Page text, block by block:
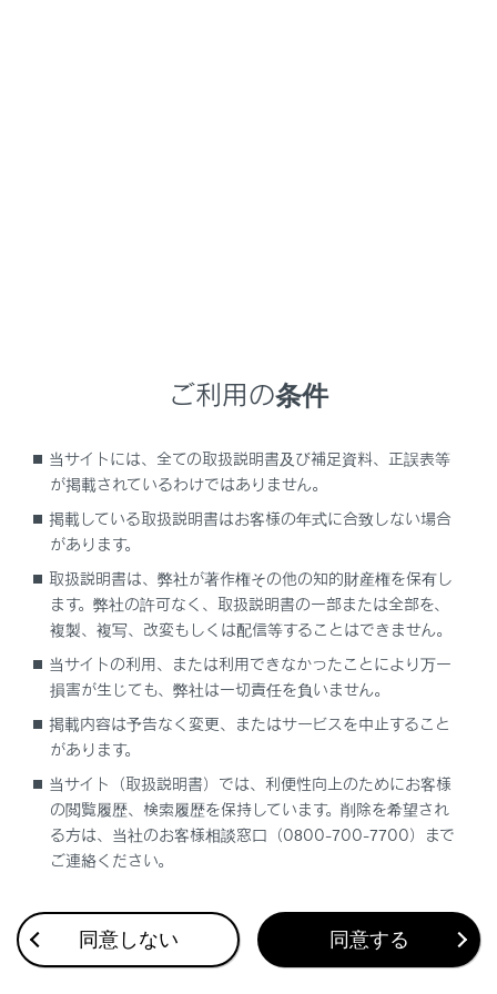
前方をさえぎるには、バイザーを下ろします。
側方をさえぎるには、バイザーを下ろした状態でフ
ックからはずし、横へまわします。
合わせて見られているページ
自動的にロービームとハイビームを切りかえる
ヘッドランプの使用
ご利用の条件
当サイトには、全ての取扱説明書及び補足資料、正誤表等
が掲載されているわけではありません。
掲載している取扱説明書はお客様の年式に合致しない場合
があります。
取扱説明書は、弊社が著作権その他の知的財産権を保有し
ます。弊社の許可なく、取扱説明書の一部または全部を、
複製、複写、改変もしくは配信等することはできません。
当サイトの利用、または利用できなかったことにより万一
損害が生じても、弊社は一切責任を負いません。
掲載内容は予告なく変更、またはサービスを中止すること
があります。
当サイト（取扱説明書）では、利便性向上のためにお客様
の閲覧履歴、検索履歴を保持しています。削除を希望され
る方は、当社のお客様相談窓口（0800-700-7700）まで
ご連絡ください。
同意しない 同意する